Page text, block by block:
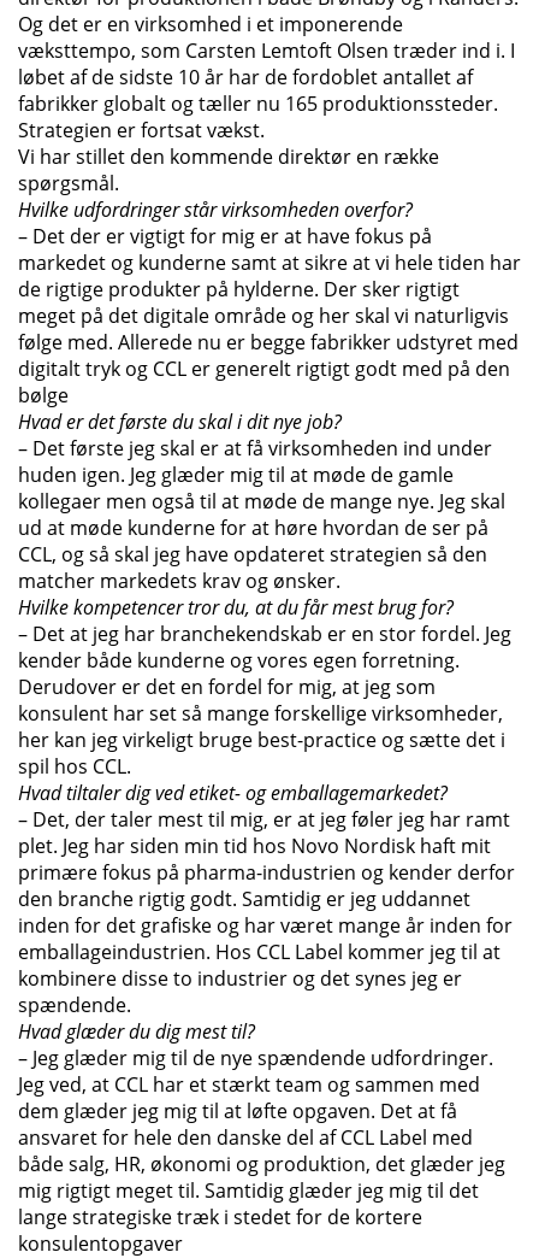
Og det er en virksomhed i et imponerende
væksttempo, som Carsten Lemtoft Olsen træder ind i. I
løbet af de sidste 10 år har de fordoblet antallet af
fabrikker globalt og tæller nu 165 produktionssteder.
Strategien er fortsat vækst.
Vi har stillet den kommende direktør en række
spørgsmål.
Hvilke udfordringer står virksomheden overfor?
– Det der er vigtigt for mig er at have fokus på
markedet og kunderne samt at sikre at vi hele tiden har
de rigtige produkter på hylderne. Der sker rigtigt
meget på det digitale område og her skal vi naturligvis
følge med. Allerede nu er begge fabrikker udstyret med
digitalt tryk og CCL er generelt rigtigt godt med på den
bølge
Hvad er det første du skal i dit nye job?
– Det første jeg skal er at få virksomheden ind under
huden igen. Jeg glæder mig til at møde de gamle
kollegaer men også til at møde de mange nye. Jeg skal
ud at møde kunderne for at høre hvordan de ser på
CCL, og så skal jeg have opdateret strategien så den
matcher markedets krav og ønsker.
Hvilke kompetencer tror du, at du får mest brug for?
– Det at jeg har branchekendskab er en stor fordel. Jeg
kender både kunderne og vores egen forretning.
Derudover er det en fordel for mig, at jeg som
konsulent har set så mange forskellige virksomheder,
her kan jeg virkeligt bruge best-practice og sætte det i
spil hos CCL.
Hvad tiltaler dig ved etiket- og emballagemarkedet?
– Det, der taler mest til mig, er at jeg føler jeg har ramt
plet. Jeg har siden min tid hos Novo Nordisk haft mit
primære fokus på pharma-industrien og kender derfor
den branche rigtig godt. Samtidig er jeg uddannet
inden for det grafiske og har været mange år inden for
emballageindustrien. Hos CCL Label kommer jeg til at
kombinere disse to industrier og det synes jeg er
spændende.
Hvad glæder du dig mest til?
– Jeg glæder mig til de nye spændende udfordringer.
Jeg ved, at CCL har et stærkt team og sammen med
dem glæder jeg mig til at løfte opgaven. Det at få
ansvaret for hele den danske del af CCL Label med
både salg, HR, økonomi og produktion, det glæder jeg
mig rigtigt meget til. Samtidig glæder jeg mig til det
lange strategiske træk i stedet for de kortere
konsulentopgaver